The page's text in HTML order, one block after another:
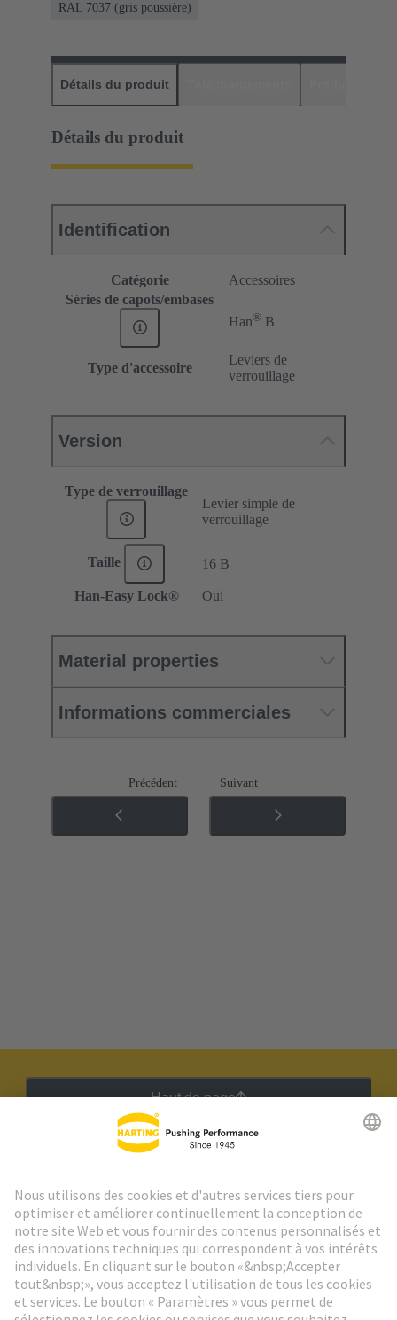
RAL 7037 (gris poussière)
Détails du produit
Détails du produit
Identification
Catégorie
Accessoires
Séries de capots/embases
Han® B
Type d'accessoire
Leviers de
verrouillage
Version
Type de verrouillage
Levier simple de
verrouillage
Taille 16 B
Han-Easy Lock® Oui
Material properties
Informations commerciales
Précédent Suivant
Haut de page
Aller à l'inscription